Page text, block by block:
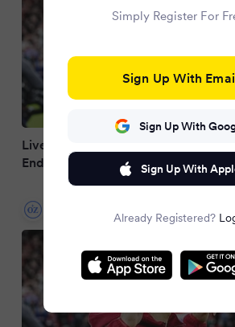
Liverpool-Star Salah führt Ägypten
Endrunde
10 months ago
Simply Register For
Sign Up With
Sign Up With
Sign Up With
Already Registered?